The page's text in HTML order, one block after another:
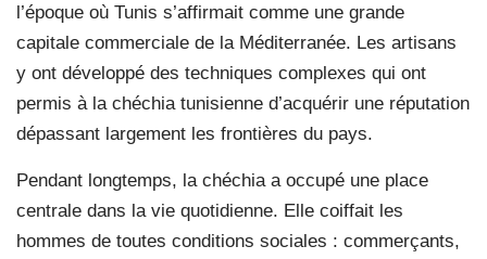
l’époque où Tunis s’affirmait comme une grande
capitale commerciale de la Méditerranée. Les artisans
y ont développé des techniques complexes qui ont
permis à la chéchia tunisienne d’acquérir une réputation
dépassant largement les frontières du pays.
Pendant longtemps, la chéchia a occupé une place
centrale dans la vie quotidienne. Elle coiffait les
hommes de toutes conditions sociales : commerçants,